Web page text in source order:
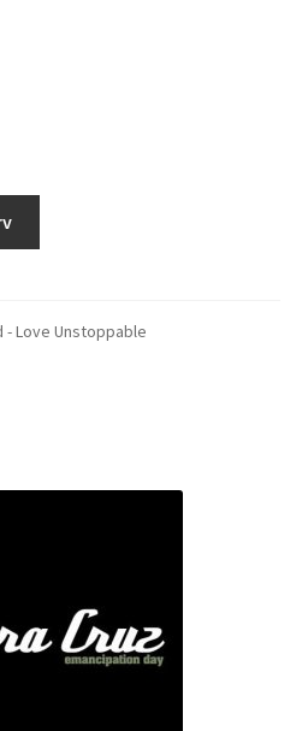
- Love Unstoppable